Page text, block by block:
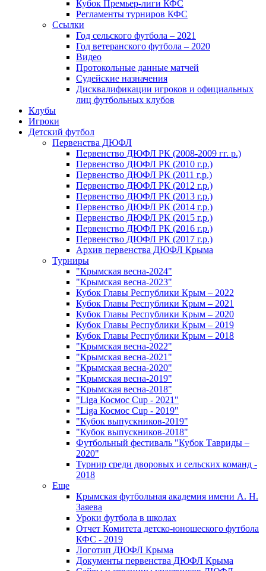
Кубок Премьер-лиги КФС
Регламенты турниров КФС
Ссылки
Год сельского футбола – 2021
Год ветеранского футбола – 2020
Видео
Протокольные данные матчей
Судейские назначения
Дисквалификации игроков и официальных
лиц футбольных клубов
Клубы
Игроки
Детский футбол
Первенства ДЮФЛ
Первенство ДЮФЛ РК (2008-2009 гг. р.)
Первенство ДЮФЛ РК (2010 г.р.)
Первенство ДЮФЛ РК (2011 г.р.)
Первенство ДЮФЛ РК (2012 г.р.)
Первенство ДЮФЛ РК (2013 г.р.)
Первенство ДЮФЛ РК (2014 г.р.)
Первенство ДЮФЛ РК (2015 г.р.)
Первенство ДЮФЛ РК (2016 г.р.)
Первенство ДЮФЛ РК (2017 г.р.)
Архив первенства ДЮФЛ Крыма
Турниры
"Крымская весна-2024"
"Крымская весна-2023"
Кубок Главы Республики Крым – 2022
Кубок Главы Республики Крым – 2021
Кубок Главы Республики Крым – 2020
Кубок Главы Республики Крым – 2019
Кубок Главы Республики Крым – 2018
"Крымская весна-2022"
"Крымская весна-2021"
"Крымская весна-2020"
"Крымская весна-2019"
"Крымская весна-2018"
"Liga Космос Cup - 2021"
"Liga Космос Cup - 2019"
"Кубок выпускников-2019"
"Кубок выпускников-2018"
Футбольный фестиваль "Кубок Тавриды –
2020"
Турнир среди дворовых и сельских команд -
2018
Еще
Крымская футбольная академия имени А. Н.
Заяева
Уроки футбола в школах
Отчет Комитета детско-юношеского футбола
КФС - 2019
Логотип ДЮФЛ Крыма
Документы первенства ДЮФЛ Крыма